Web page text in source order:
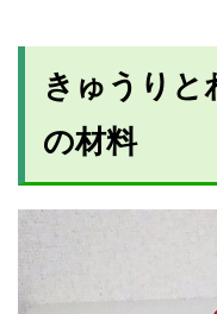
きゅうりと
の材料